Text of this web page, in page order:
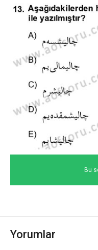
Bu
Yorumlar